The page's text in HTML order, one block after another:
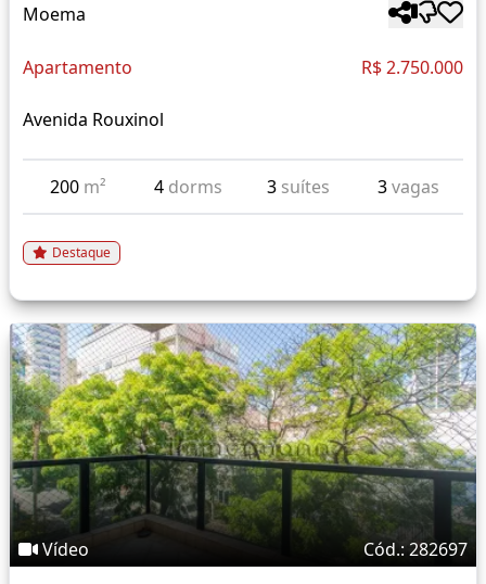
Moema
Apartamento R$ 2.750.000
Avenida Rouxinol
200 m² 4 dorms 3 suítes 3vagas
Destaque
Vídeo Cód.: 282697